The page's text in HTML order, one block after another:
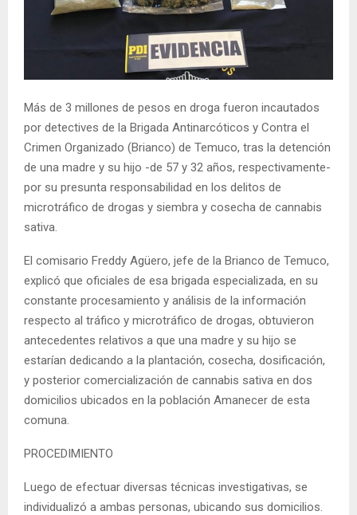
N
U
Más de 3 millones de pesos en droga fueron incautados
por detectives de la Brigada Antinarcóticos y Contra el
Crimen Organizado (Brianco) de Temuco, tras la detención
de una madre y su hijo -de 57 y 32 años, respectivamente-
por su presunta responsabilidad en los delitos de
microtráfico de drogas y siembra y cosecha de cannabis
sativa.
El comisario Freddy Agüero, jefe de la Brianco de Temuco,
explicó que oficiales de esa brigada especializada, en su
constante procesamiento y análisis de la información
respecto al tráfico y microtráfico de drogas, obtuvieron
antecedentes relativos a que una madre y su hijo se
estarían dedicando a la plantación, cosecha, dosificación,
y posterior comercialización de cannabis sativa en dos
domicilios ubicados en la población Amanecer de esta
comuna.
PROCEDIMIENTO
Luego de efectuar diversas técnicas investigativas, se
individualizó a ambas personas, ubicando sus domicilios.